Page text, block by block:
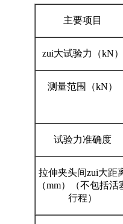
主要项目
zui大试验力（kN）
测量范围（kN）
试验力准确度
拉伸夹头间zui大距
（mm）（不包括活
行程）